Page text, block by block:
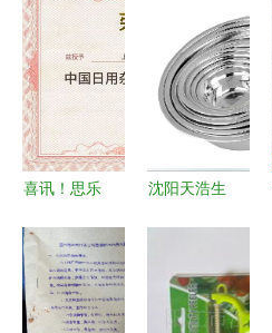
盟机械的匠
心科技，赋
能日用杂品
行业新未来
员会年会圆
满落幕 聚
智笃行，撑
起伞业高质
量发展新天
喜讯！思乐
首家工业设
计中心，日
用杂品领域
沈阳天浩生
边调料缸，
无磁设计，